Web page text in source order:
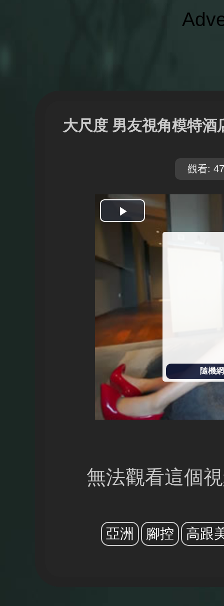
大尺度 男友視角模特
觀看:
隨機
開
播
無法觀看這個
亞洲 腳控 高跟